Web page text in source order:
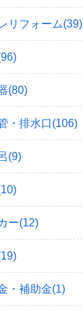
リフォーム(39)
(80)
・排水口(106)
(9)
ー(12)
・補助金(1)